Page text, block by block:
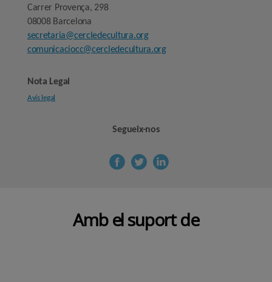
Carrer Provença, 298
08008 Barcelona
secretaria@cercledecultura.org
comunicaciocc@cercledecultura.org
Nota Legal
Avís legal
Segueix-nos
Amb el suport de